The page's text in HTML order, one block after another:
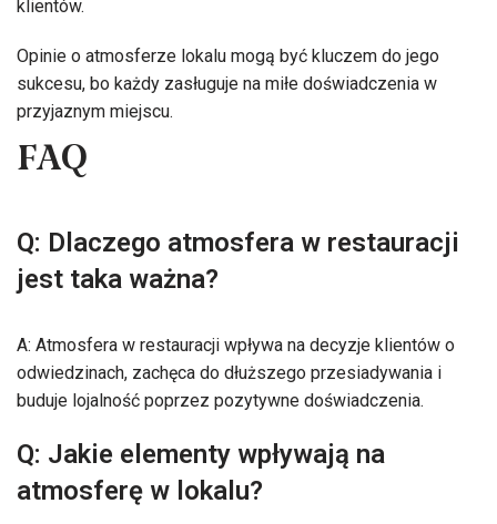
klientów.
Opinie o atmosferze lokalu mogą być kluczem do jego
sukcesu, bo każdy zasługuje na miłe doświadczenia w
przyjaznym miejscu.
FAQ
Q: Dlaczego atmosfera w restauracji
jest taka ważna?
A: Atmosfera w restauracji wpływa na decyzje klientów o
odwiedzinach, zachęca do dłuższego przesiadywania i
buduje lojalność poprzez pozytywne doświadczenia.
Q: Jakie elementy wpływają na
atmosferę w lokalu?